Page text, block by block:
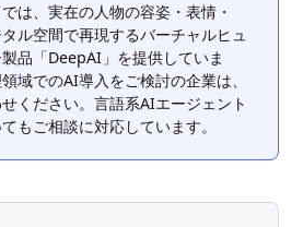
は、実在の人物の容姿・表情・
ル空間で再現するバーチャルヒュ
品「DeepAI」を提供していま
域でのAI導入をご検討の企業は、
ください。言語系AIエージェント
もご相談に対応しています。